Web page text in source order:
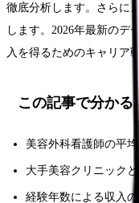
徹底分析します。さらに
します。2026年最新のデ
入を得るためのキャリア
この記事で分かる
美容外科看護師の平均
大手美容クリニック
経験年数による収入の